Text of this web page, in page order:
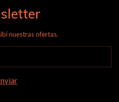
nuestras ofertas.